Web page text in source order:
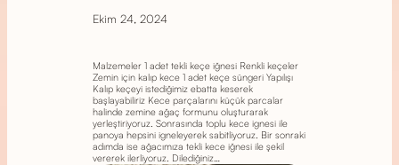
Ekim 24, 2024
Malzemeler 1 adet tekli keçe iğnesi Renkli keçeler
Zemin için kalıp kece 1 adet keçe süngeri Yapılışı
Kalıp keçeyi istediğimiz ebatta keserek
başlayabiliriz Kece parçalarını küçük parcalar
halinde zemine ağaç formunu oluşturarak
yerleştiriyoruz. Sonrasında toplu kece ignesi ile
panoya hepsini igneleyerek sabitliyoruz. Bir sonraki
adımda ise ağacımıza tekli kece iğnesi ile şekil
vererek ilerliyoruz. Dilediğiniz…